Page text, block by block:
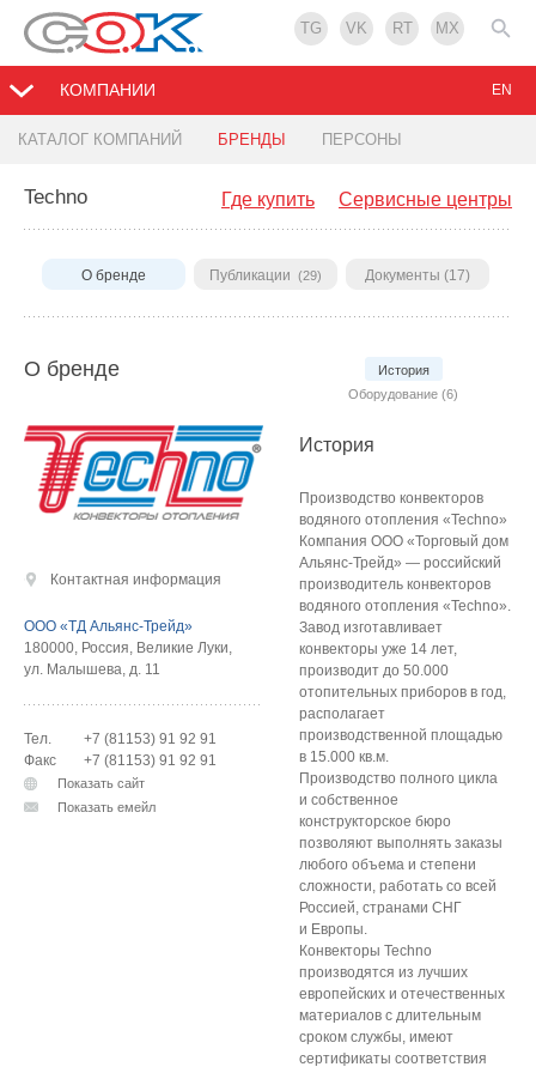
TG VK RT MX
КОМПАНИИ
КАТАЛОГ КОМПАНИЙ БРЕНДЫ ПЕРСОНЫ
EN
Сервисные центры
Где купить
Techno
О бренде Публикации (29) Документы (17)
О бренде
История
Оборудование (6)
Контактная информация
ООО «ТД Альянс-Трейд»
180000, Россия, Великие Луки,
ул. Малышева, д. 11
Тел.
+7 (81153) 91 92 91
Факс
+7 (81153) 91 92 91
Показать сайт
Показать емейл
История
Производство конвекторов
водяного отопления «Techno»
Компания ООО «Торговый дом
Альянс-Трейд» — российский
производитель конвекторов
водяного отопления «Techno».
Завод изготавливает
конвекторы уже 14 лет,
производит до 50.000
отопительных приборов в год,
располагает
производственной площадью
в 15.000 кв.м.
Производство полного цикла
и собственное
конструкторское бюро
позволяют выполнять заказы
любого объема и степени
сложности, работать со всей
Россией, странами СНГ
и Европы.
Конвекторы Techno
производятся из лучших
европейских и отечественных
материалов с длительным
сроком службы, имеют
сертификаты соответствия